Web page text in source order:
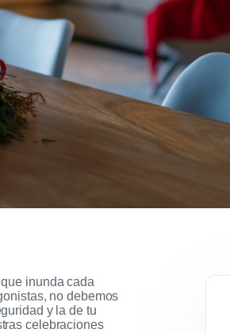
inunda cada
no debemos
y la de tu
celebraciones